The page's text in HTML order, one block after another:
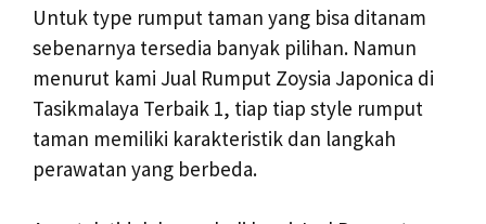
Untuk type rumput taman yang bisa ditanam
sebenarnya tersedia banyak pilihan. Namun
menurut kami Jual Rumput Zoysia Japonica di
Tasikmalaya Terbaik 1, tiap tiap style rumput
taman memiliki karakteristik dan langkah
perawatan yang berbeda.